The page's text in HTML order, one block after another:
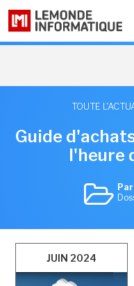
TOUTE
Guide
l'heure
JUIN 2024